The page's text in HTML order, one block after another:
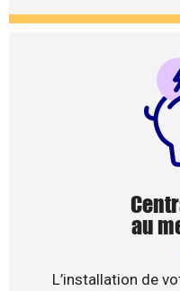
au
L’installation de